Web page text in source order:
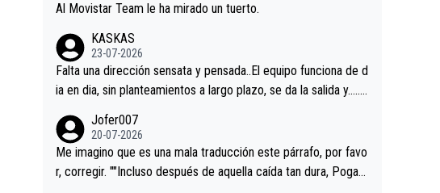
Al Movistar Team le ha mirado un tuerto.
KASKAS
23-07-2026
Falta una dirección sensata y pensada..El equipo funciona de d
ia en dia, sin planteamientos a largo plazo, se da la salida y…..v
a, Minguez, Velez etc etc.Me da pena vivir estos momentos t
an tristes sin victorias.
Jofer007
20-07-2026
Me imagino que es una mala traducción este párrafo, por favo
r, corregir. ""Incluso después de aquella caída tan dura, Pogac